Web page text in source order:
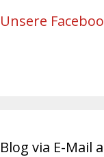
Unsere
Blog via E-Mail